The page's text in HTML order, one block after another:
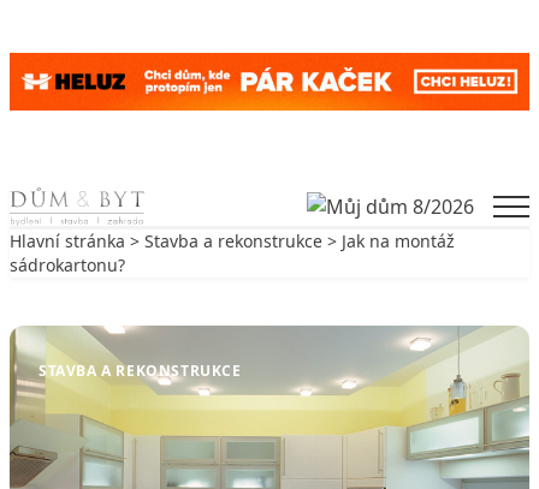
Skip to content
Hlavní stránka > Stavba a rekonstrukce > Jak na montáž
sádrokartonu?
STAVBA A REKONSTRUKCE